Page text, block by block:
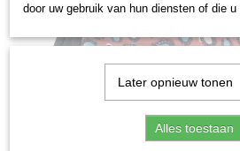
door uw gebruik van hun diensten of die
Later opnieuw tonen
Alles toestaan